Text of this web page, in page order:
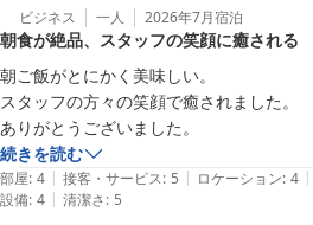
体調管理にご留意いただきつつ、また
ける日を楽しみにしております。
次回もさとう6213様のお越しをスタッ
ます。
スーパーホテル大垣駅前
支配人
スーパーホテル大垣駅前
率直なお声をお寄せくださり感謝いた
ご朝食やアメニティについて「朝食が
ニティが豊富だったのは嬉しかった」
とのお褒めの言葉をいただき、嬉しく
当ホテル自慢の健康朝食バイキングや
日の始まりをサポートさせていただいて
パン、ご飯、スープやヨーグルトをご
変嬉しく思っております。
ビジネス 一人 2026年7月宿泊
朝食が絶品、スタッフの笑顔に癒される
朝ご飯がとにかく美味しい。
スタッフの方々の笑顔で癒されました。
ありがとうございました。
続きを読む
部屋: 4 | 接客・サービス: 5 | ロケーション: 4 |
設備: 4 | 清潔さ: 5